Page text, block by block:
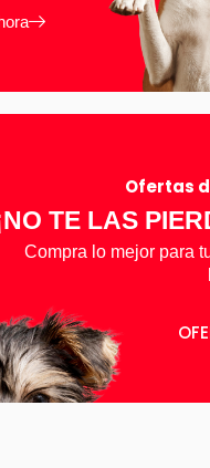
Ofertas
TE LAS
Compra lo mejor para